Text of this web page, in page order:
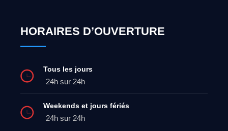
HORAIRES D’OUVERTURE
Tous les jours
24h sur 24h
Weekends et jours fériés
24h sur 24h